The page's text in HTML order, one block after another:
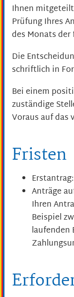
Ihnen
Prüfung Ihres
des Monats
Die
schriftlich in
Bei einem
zuständige
Voraus auf das
Fristen
Anträge
Ihren
Beispiel
laufenden